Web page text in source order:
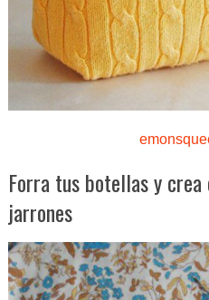
Forra tus botellas y
jarrones